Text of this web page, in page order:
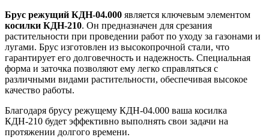
Брус режущий КДН-04.000 является ключевым элементом
косилки КДН-210. Он предназначен для срезания
растительности при проведении работ по уходу за газонами и
лугами. Брус изготовлен из высокопрочной стали, что
гарантирует его долговечность и надежность. Специальная
форма и заточка позволяют ему легко справляться с
различными видами растительности, обеспечивая высокое
качество работы.
Благодаря брусу режущему КДН-04.000 ваша косилка
КДН-210 будет эффективно выполнять свои задачи на
протяжении долгого времени.